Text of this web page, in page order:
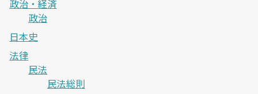
政治・経済
政治
日本史
法律
民法
民法総則